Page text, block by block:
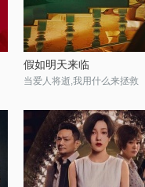
假如明天来临
当爱人将逝,我用什么来拯救